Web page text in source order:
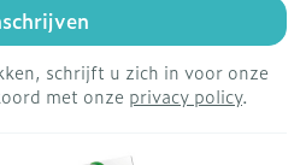
schrijft u zich in voor onze
met onze privacy policy.